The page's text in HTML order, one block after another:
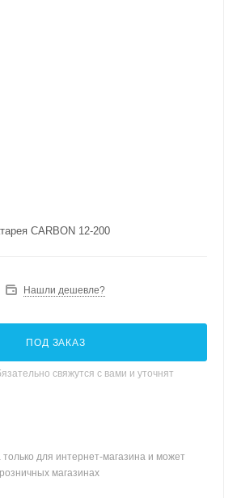
CARBON 12-200
Нашли дешевле?
ПОД ЗАКАЗ
свяжутся с вами и уточнят
для интернет-магазина и может
магазинах